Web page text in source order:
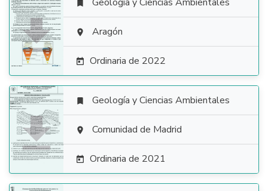


 Aragón
 Ordinaria de 2022

 Geología y Ciencias Ambientales
 Comunidad de Madrid
 Ordinaria de 2021